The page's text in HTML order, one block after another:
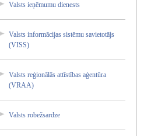
Valsts ieņēmum­u dienest­s
Valsts informā­cijas sistēmu savieto­tājs
(VISS)
Valsts reģionā­lās attīstī­bas aģentūr­a
(VRAA)
Valsts robežsa­rdze